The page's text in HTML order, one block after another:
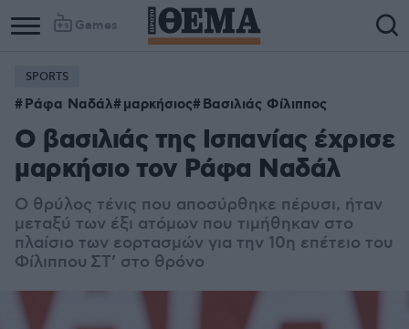
Games
SPORTS
Ράφα Ναδάλ μαρκήσιος Βασιλιάς Φίλιππος
Ο βασιλιάς της Ισπανίας έχρισε
μαρκήσιο τον Ράφα Ναδάλ
O θρύλος τένις που αποσύρθηκε πέρυσι, ήταν
μεταξύ των έξι ατόμων που τιμήθηκαν στο
πλαίσιο των εορτασμών για την 10η επέτειο του
Φίλιππου ΣΤ’ στο θρόνο